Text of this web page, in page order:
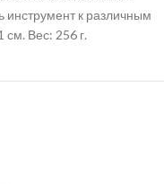
инструмент к различным
см. Вес: 256 г.